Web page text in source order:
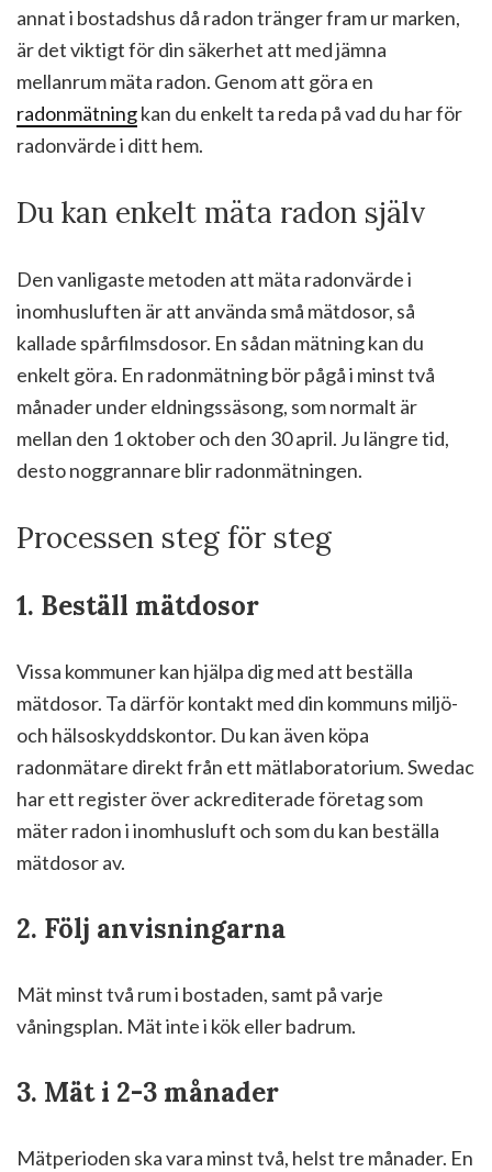
annat i bostadshus då radon tränger fram ur marken,
är det viktigt för din säkerhet att med jämna
mellanrum mäta radon. Genom att göra en
radonmätningkan du enkelt ta reda på vad du har för
radonvärde i ditt hem.
Du kan enkelt mäta radon själv
Den vanligaste metoden att mäta radonvärde i
inomhusluften är att använda små mätdosor, så
kallade spårfilmsdosor. En sådan mätning kan du
enkelt göra. En radonmätning bör pågå i minst två
månader under eldningssäsong, som normalt är
mellan den 1 oktober och den 30 april. Ju längre tid,
desto noggrannare blir radonmätningen.
Processen steg för steg
1. Beställ mätdosor
Vissa kommuner kan hjälpa dig med att beställa
mätdosor. Ta därför kontakt med din kommuns miljö-
och hälsoskyddskontor. Du kan även köpa
radonmätare direkt från ett mätlaboratorium. Swedac
har ett register över ackrediterade företag som
mäter radon i inomhusluft och som du kan beställa
mätdosor av.
2. Följ anvisningarna
Mät minst två rum i bostaden, samt på varje
våningsplan. Mät inte i kök eller badrum.
3. Mät i 2-3 månader
Mätperioden ska vara minst två, helst tre månader. En